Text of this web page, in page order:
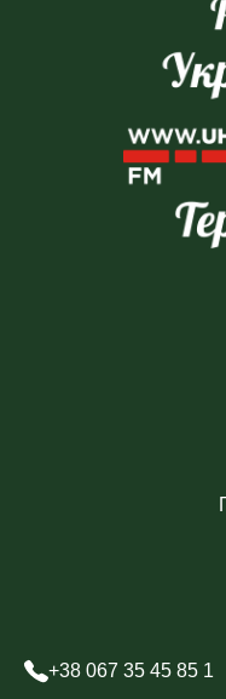
+38 067 35 45 85 1